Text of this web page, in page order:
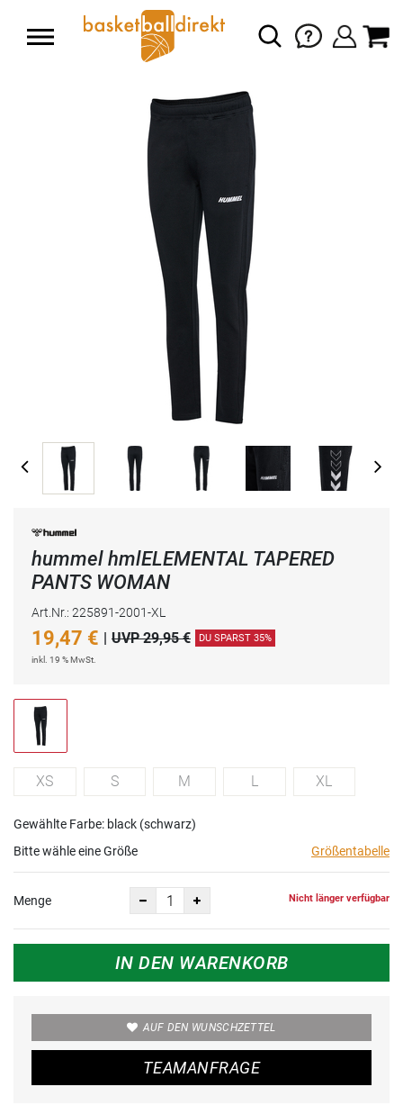
hummel hmlELEMENTAL TAPERED
PANTS WOMAN
Art.Nr.: 225891-2001-XL
19,47 € | UVP 29,95 € DU SPARST 35%
inkl. 19 % MwSt.
XS S M L XL
Gewählte Farbe: black (schwarz)
Bitte wähle eine Größe
Größentabelle
Menge Nicht länger verfügbar
IN DEN WARENKORB
AUF DEN WUNSCHZETTEL
TEAMANFRAGE